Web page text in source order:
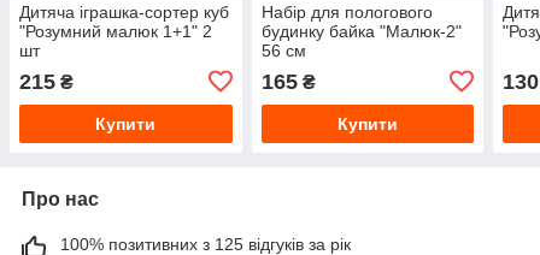
Дитяча іграшка-сортер куб
"Розумний малюк 1+1" 2
шт
215 ₴
Купити
Набір для пологового
будинку байка "Малюк-2"
56 см
165₴
Купити
130
Про нас
100% позитивних з 125 відгуків за рік